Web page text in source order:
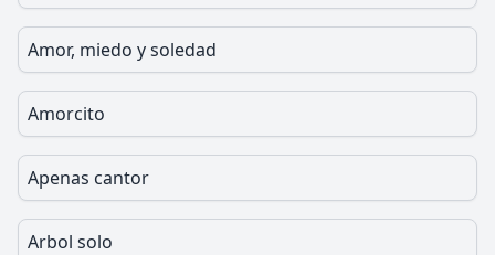
Amor, miedo y soledad
Amorcito
Apenas cantor
Arbol solo